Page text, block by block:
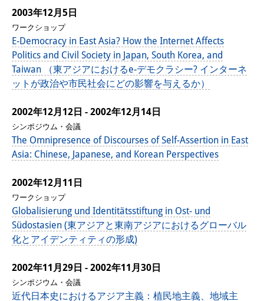
2003年12月5日
ワークショップ
E-Democracy in East Asia? How the Internet Affects
Politics and Civil Society in Japan, South Korea, and
Taiwan （東アジアにおけるe-デモクラシー? インターネ
ットが政治や市民社会にどの影響を与えるか）
2002年12月12日 - 2002年12月14日
シンポジウム・会議
The Omnipresence of Discourses of Self-Assertion in East
Asia: Chinese, Japanese, and Korean Perspectives
2002年12月11日
ワークショップ
Globalisierung und Identitätsstiftung in Ost- und
Südostasien (東アジアと東南アジアにおけるグローバル
化とアイデンティティの形成)
2002年11月29日 - 2002年11月30日
シンポジウム・会議
近代日本史におけるアジア主義：植民地主義、地域主